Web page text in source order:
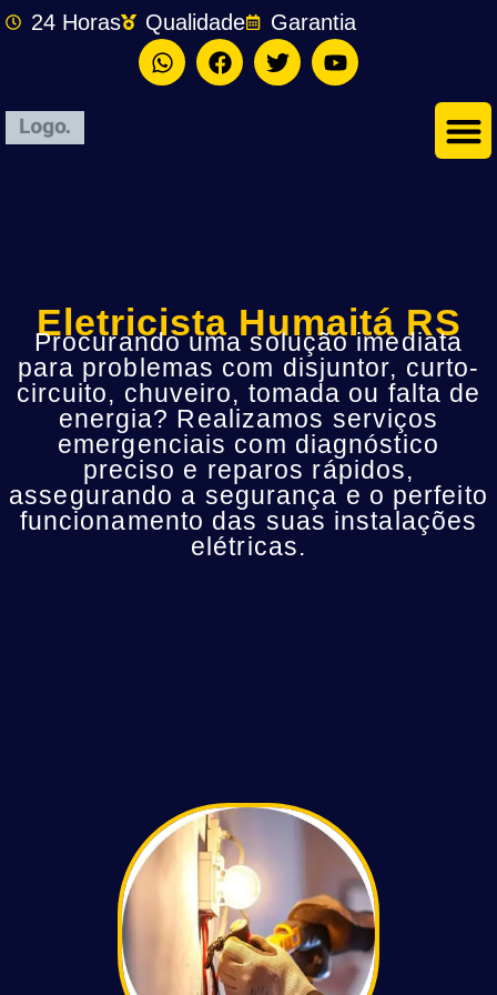
24 Horas Qualidade Garantia
Eletricista Humaitá RS
Procurando uma solução imediata
para problemas com disjuntor, curto-
circuito, chuveiro, tomada ou falta de
energia? Realizamos serviços
emergenciais com diagnóstico
preciso e reparos rápidos,
assegurando a segurança e o perfeito
funcionamento das suas instalações
elétricas.